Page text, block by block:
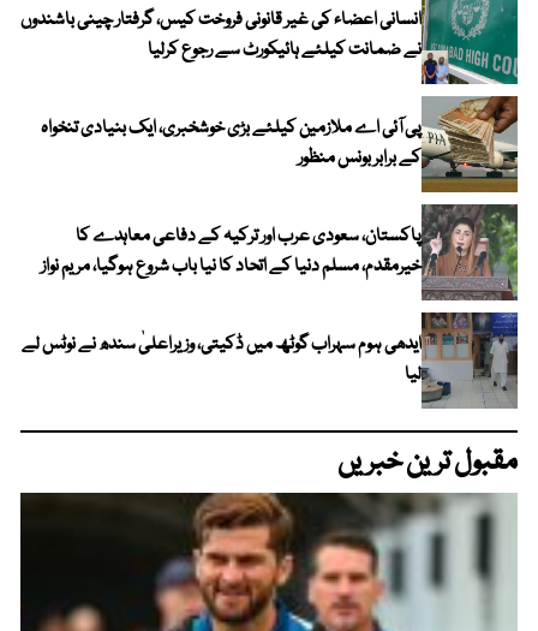
انسانی اعضاء کی غیر قانونی فروخت کیس، گرفتار چینی باشندوں
نے ضمانت کیلئے ہائیکورٹ سے رجوع کرلیا
پی آئی اے ملازمین کیلئے بڑی خوشخبری، ایک بنیادی تنخواہ
کے برابر بونس منظور
پاکستان، سعودی عرب اور ترکیہ کے دفاعی معاہدے کا
خیرمقدم، مسلم دنیا کے اتحاد کا نیا باب شروع ہوگیا، مریم نواز
ایدھی ہوم سہراب گوٹھ میں ڈکیتی، وزیراعلیٰ سندھ نے نوٹس لے
لیا
مقبول ترین خبریں